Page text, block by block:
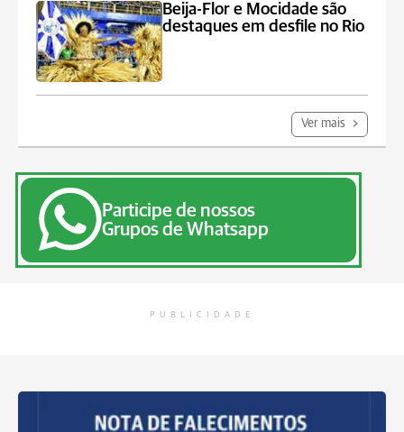
Beija-Flor e Mocidade são
destaques em desfile no Rio
Ver mais
Participe de nossos
Grupos de Whatsapp
PUBLICIDADE